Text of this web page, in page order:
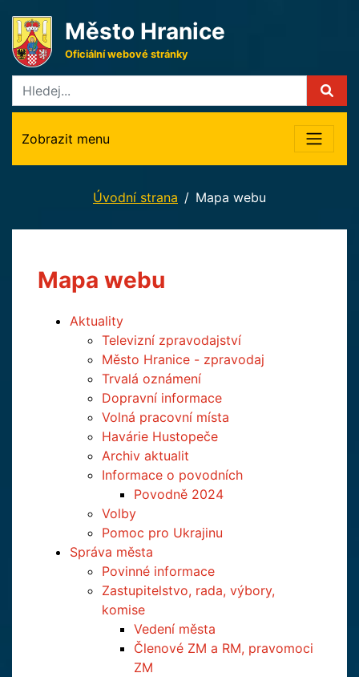
Město Hranice
Oficiální webové stránky
Zobrazit menu
Úvodní strana Mapa webu
Mapa webu
Aktuality
Televizní zpravodajství
Město Hranice - zpravodaj
Trvalá oznámení
Dopravní informace
Volná pracovní místa
Havárie Hustopeče
Archiv aktualit
Informace o povodních
Povodně 2024
Volby
Pomoc pro Ukrajinu
Správa města
Povinné informace
Zastupitelstvo, rada, výbory,
komise
Vedení města
Členové ZM a RM, pravomoci
ZM